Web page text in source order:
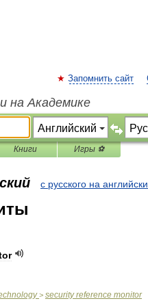
Запомнить сайт
на Академике
Книги Игры ⚽
с русского на
> security reference monitor